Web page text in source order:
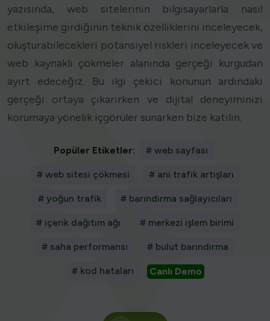
yazısında, web sitelerinin bilgisayarlarla nasıl
etkileşime girdiğinin teknik özelliklerini inceleyecek,
oluşturabilecekleri potansiyel riskleri inceleyecek ve
web kaynaklı çökmeler alanında gerçeği kurgudan
ayırt edeceğiz. Bu ilgi çekici konunun ardındaki
gerçeği ortaya çıkarırken ve dijital deneyiminizi
korumaya yönelik içgörüler sunarken bize katılın.
Popüler Etiketler: # web sayfası
# web sitesi çökmesi # ani trafik artışları
# yoğun trafik # barındırma sağlayıcıları
# içerik dağıtım ağı # merkezi işlem birimi
# saha performansı # bulut barındırma
# kod hataları Canlı Demo